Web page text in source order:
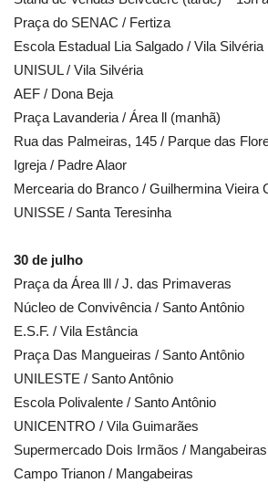
Praça do SENAC / Fertiza
Escola Estadual Lia Salgado / Vila Silvéria
UNISUL / Vila Silvéria
AEF / Dona Beja
Praça Lavanderia / Área ll (manhã)
Rua das Palmeiras, 145 / Parque das
Igreja / Padre Alaor
Mercearia do Branco / Guilhermina Vieira
UNISSE / Santa Teresinha
30 de julho
Praça da Área lll / J. das Primaveras
Núcleo de Convivência / Santo Antônio
E.S.F. / Vila Estância
Praça Das Mangueiras / Santo Antônio
UNILESTE / Santo Antônio
Escola Polivalente / Santo Antônio
UNICENTRO / Vila Guimarães
Supermercado Dois Irmãos / Mangabeiras
Campo Trianon / Mangabeiras